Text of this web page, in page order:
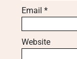
Email *
Website